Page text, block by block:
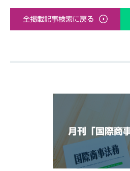
全掲載記事検索に戻る
月刊「国際商